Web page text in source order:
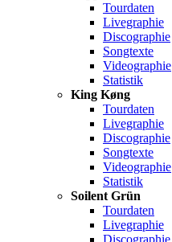
Tourdaten
Livegraphie
Discographie
Songtexte
Videographie
Statistik
King Køng
Tourdaten
Livegraphie
Discographie
Songtexte
Videographie
Statistik
Soilent Grün
Tourdaten
Livegraphie
Discographie